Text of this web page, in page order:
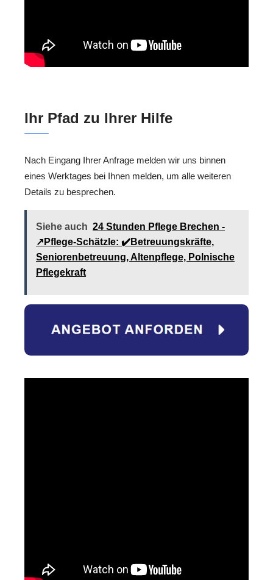
Ihr Pfad zu Ihrer Hilfe
Nach Eingang Ihrer Anfrage melden wir uns binnen
eines Werktages bei Ihnen melden, um alle weiteren
Details zu besprechen.
Siehe auch 24 Stunden Pflege Brechen -
↗️Pflege-Schätzle: ✔️Betreuungskräfte,
Seniorenbetreuung, Altenpflege, Polnische
Pflegekraft